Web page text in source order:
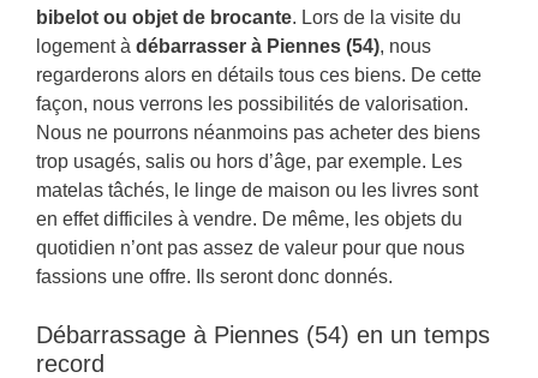
bibelot ou objet de brocante. Lors de la visite du
logement à débarrasser à Piennes (54), nous
regarderons alors en détails tous ces biens. De cette
façon, nous verrons les possibilités de valorisation.
Nous ne pourrons néanmoins pas acheter des biens
trop usagés, salis ou hors d’âge, par exemple. Les
matelas tâchés, le linge de maison ou les livres sont
en effet difficiles à vendre. De même, les objets du
quotidien n’ont pas assez de valeur pour que nous
fassions une offre. Ils seront donc donnés.
Débarrassage à Piennes (54) en un temps
record